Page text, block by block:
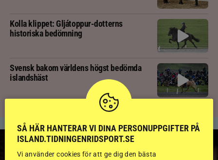
Kolla klippet: Gljátoppur-dotterns
historiska bedömning
Svensk bakom världens högst bedömda
islandshäst
SÅ HÄR HANTERAR VI DINA PERSONUPPGIFTER PÅ
ISLAND.TIDNINGENRIDSPORT.SE
Vi använder cookies för att ge dig den bästa